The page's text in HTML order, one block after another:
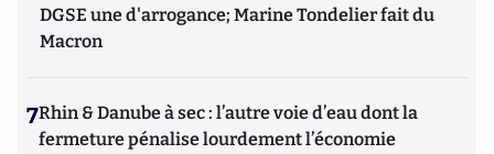
DGSE une d'arrogance; Marine Tondelier fait du
Macron
7Rhin & Danube à sec : l’autre voie d’eau dont la
fermeture pénalise lourdement l’économie